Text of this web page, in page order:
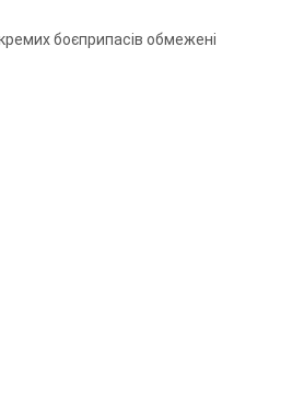
боєприпасів обмежені